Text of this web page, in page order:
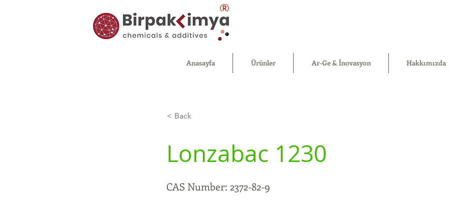
®
Anasayfa Ürünler Ar-Ge & İnovasyon Hakkımızda
< Back
Lonzabac 1230
CAS Number: 2372-82-9